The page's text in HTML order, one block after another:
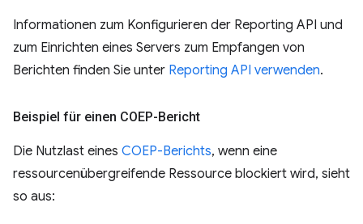
Informationen zum Konfigurieren der Reporting API und
zum Einrichten eines Servers zum Empfangen von
Berichten finden Sie unter Reporting API verwenden.
Beispiel für einen COEP-Bericht
Die Nutzlast eines COEP-Berichts, wenn eine
ressourcenübergreifende Ressource blockiert wird, sieht
so aus: